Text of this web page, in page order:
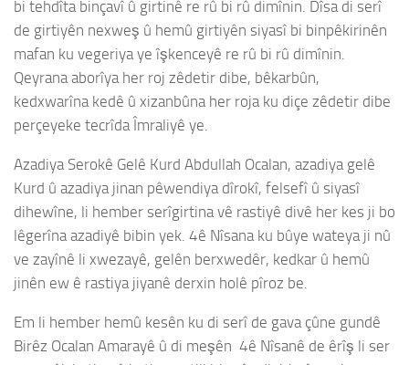
bi tehdîta binçavî û girtinê re rû bi rû dimînin. Dîsa di serî
de girtiyên nexweş û hemû girtiyên siyasî bi binpêkirinên
mafan ku vegeriya ye îşkenceyê re rû bi rû dimînin.
Qeyrana aborîya her roj zêdetir dibe, bêkarbûn,
kedxwarîna kedê û xizanbûna her roja ku diçe zêdetir dibe
perçeyeke tecrîda Îmraliyê ye.
Azadiya Serokê Gelê Kurd Abdullah Ocalan, azadiya gelê
Kurd û azadiya jinan pêwendiya dîrokî, felsefî û siyasî
dihewîne, li hember serîgirtina vê rastiyê divê her kes ji bo
lêgerîna azadiyê bibin yek. 4ê Nîsana ku bûye wateya ji nû
ve zayînê li xwezayê, gelên berxwedêr, kedkar û hemû
jinên ew ê rastiya jiyanê derxin holê pîroz be.
Em li hember hemû kesên ku di serî de gava çûne gundê
Birêz Ocalan Amarayê û di meşên 4ê Nîsanê de êrîş li ser